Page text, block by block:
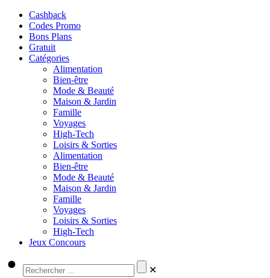
Cashback
Codes Promo
Bons Plans
Gratuit
Catégories
Alimentation
Bien-être
Mode & Beauté
Maison & Jardin
Famille
Voyages
High-Tech
Loisirs & Sorties
Alimentation
Bien-être
Mode & Beauté
Maison & Jardin
Famille
Voyages
Loisirs & Sorties
High-Tech
Jeux Concours
✕